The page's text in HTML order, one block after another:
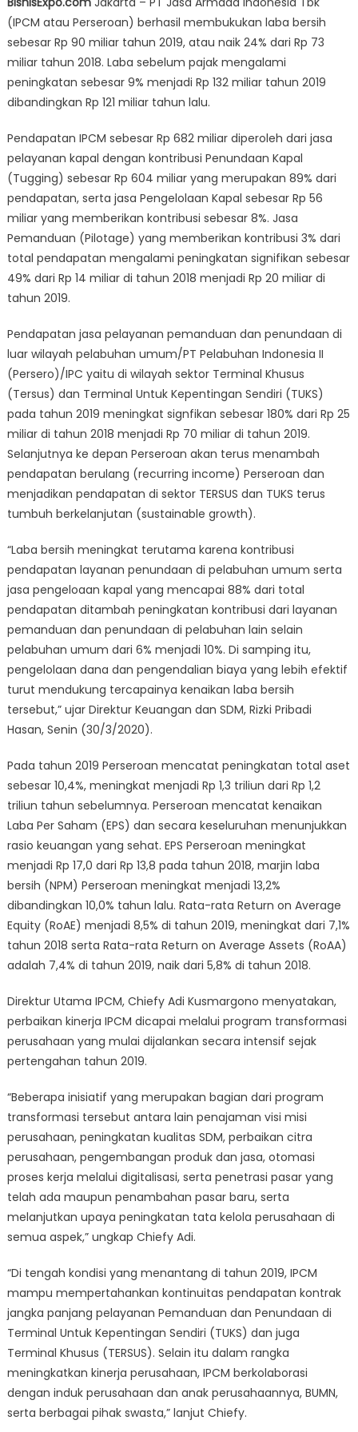
Bukukan
Laba
Bersih
24%
Menjadi
(IPCM atau Perseroan) berhasil membukukan laba bersih
sebesar Rp 90 miliar tahun 2019, atau naik 24% dari Rp 73
miliar tahun 2018. Laba sebelum pajak mengalami
peningkatan sebesar 9% menjadi Rp 132 miliar tahun 2019
dibandingkan Rp 121 miliar tahun lalu.
Pendapatan IPCM sebesar Rp 682 miliar diperoleh dari jasa
pelayanan kapal dengan kontribusi Penundaan Kapal
(Tugging) sebesar Rp 604 miliar yang merupakan 89% dari
pendapatan, serta jasa Pengelolaan Kapal sebesar Rp 56
miliar yang memberikan kontribusi sebesar 8%. Jasa
Pemanduan (Pilotage) yang memberikan kontribusi 3% dari
total pendapatan mengalami peningkatan signifikan sebesar
49% dari Rp 14 miliar di tahun 2018 menjadi Rp 20 miliar di
tahun 2019.
Pendapatan jasa pelayanan pemanduan dan penundaan di
luar wilayah pelabuhan umum/PT Pelabuhan Indonesia II
(Persero)/IPC yaitu di wilayah sektor Terminal Khusus
(Tersus) dan Terminal Untuk Kepentingan Sendiri (TUKS)
pada tahun 2019 meningkat signfikan sebesar 180% dari Rp 25
miliar di tahun 2018 menjadi Rp 70 miliar di tahun 2019.
Selanjutnya ke depan Perseroan akan terus menambah
pendapatan berulang (recurring income) Perseroan dan
menjadikan pendapatan di sektor TERSUS dan TUKS terus
tumbuh berkelanjutan (sustainable growth).
“Laba bersih meningkat terutama karena kontribusi
pendapatan layanan penundaan di pelabuhan umum serta
jasa pengeloaan kapal yang mencapai 88% dari total
pendapatan ditambah peningkatan kontribusi dari layanan
pemanduan dan penundaan di pelabuhan lain selain
pelabuhan umum dari 6% menjadi 10%. Di samping itu,
pengelolaan dana dan pengendalian biaya yang lebih efektif
turut mendukung tercapainya kenaikan laba bersih
tersebut,” ujar Direktur Keuangan dan SDM, Rizki Pribadi
Hasan, Senin (30/3/2020).
Pada tahun 2019 Perseroan mencatat peningkatan total aset
sebesar 10,4%, meningkat menjadi Rp 1,3 triliun dari Rp 1,2
triliun tahun sebelumnya. Perseroan mencatat kenaikan
Laba Per Saham (EPS) dan secara keseluruhan menunjukkan
rasio keuangan yang sehat. EPS Perseroan meningkat
menjadi Rp 17,0 dari Rp 13,8 pada tahun 2018, marjin laba
bersih (NPM) Perseroan meningkat menjadi 13,2%
dibandingkan 10,0% tahun lalu. Rata-rata Return on Average
Equity (RoAE) menjadi 8,5% di tahun 2019, meningkat dari 7,1%
tahun 2018 serta Rata-rata Return on Average Assets (RoAA)
adalah 7,4% di tahun 2019, naik dari 5,8% di tahun 2018.
Direktur Utama IPCM, Chiefy Adi Kusmargono menyatakan,
perbaikan kinerja IPCM dicapai melalui program transformasi
perusahaan yang mulai dijalankan secara intensif sejak
pertengahan tahun 2019.
“Beberapa inisiatif yang merupakan bagian dari program
transformasi tersebut antara lain penajaman visi misi
perusahaan, peningkatan kualitas SDM, perbaikan citra
perusahaan, pengembangan produk dan jasa, otomasi
proses kerja melalui digitalisasi, serta penetrasi pasar yang
telah ada maupun penambahan pasar baru, serta
melanjutkan upaya peningkatan tata kelola perusahaan di
semua aspek,” ungkap Chiefy Adi.
“Di tengah kondisi yang menantang di tahun 2019, IPCM
mampu mempertahankan kontinuitas pendapatan kontrak
jangka panjang pelayanan Pemanduan dan Penundaan di
Terminal Untuk Kepentingan Sendiri (TUKS) dan juga
Terminal Khusus (TERSUS). Selain itu dalam rangka
meningkatkan kinerja perusahaan, IPCM berkolaborasi
dengan induk perusahaan dan anak perusahaannya, BUMN,
serta berbagai pihak swasta,” lanjut Chiefy.